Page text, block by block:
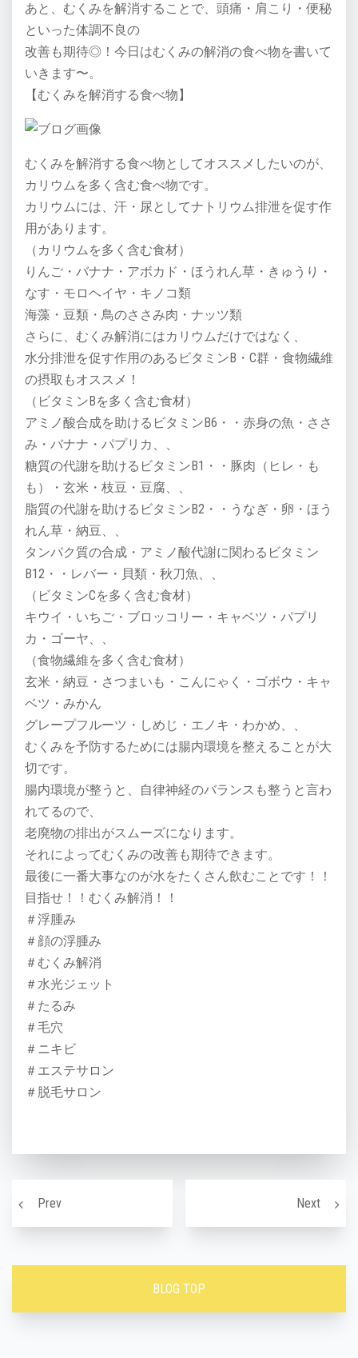
あと、むくみを解消することで、頭痛・肩こり・便秘
といった体調不良の
改善も期待◎！今日はむくみの解消の食べ物を書いて
いきます〜。
【むくみを解消する食べ物】
むくみを解消する食べ物としてオススメしたいのが、
カリウムを多く含む食べ物です。
カリウムには、汗・尿としてナトリウム排泄を促す作
用があります。
（カリウムを多く含む食材）
りんご・バナナ・アボカド・ほうれん草・きゅうり・
なす・モロヘイヤ・キノコ類
海藻・豆類・鳥のささみ肉・ナッツ類
さらに、むくみ解消にはカリウムだけではなく、
水分排泄を促す作用のあるビタミンB・C群・食物繊維
の摂取もオススメ！
（ビタミンBを多く含む食材）
アミノ酸合成を助けるビタミンB6・・赤身の魚・ささ
み・バナナ・パプリカ、、
糖質の代謝を助けるビタミンB1・・豚肉（ヒレ・も
も）・玄米・枝豆・豆腐、、
脂質の代謝を助けるビタミンB2・・うなぎ・卵・ほう
れん草・納豆、、
タンパク質の合成・アミノ酸代謝に関わるビタミン
B12・・レバー・貝類・秋刀魚、、
（ビタミンCを多く含む食材）
キウイ・いちご・ブロッコリー・キャベツ・パプリ
カ・ゴーヤ、、
（食物繊維を多く含む食材）
玄米・納豆・さつまいも・こんにゃく・ゴボウ・キャ
ベツ・みかん
グレープフルーツ・しめじ・エノキ・わかめ、、
むくみを予防するためには腸内環境を整えることが大
切です。
腸内環境が整うと、自律神経のバランスも整うと言わ
れてるので、
老廃物の排出がスムーズになります。
それによってむくみの改善も期待できます。
最後に一番大事なのが水をたくさん飲むことです！！
目指せ！！むくみ解消！！
＃浮腫み
＃顔の浮腫み
＃むくみ解消
＃水光ジェット
＃たるみ
＃毛穴
＃ニキビ
＃エステサロン
＃脱毛サロン
Prev
バストについて～続き～ Nextアン
BLOG TOP